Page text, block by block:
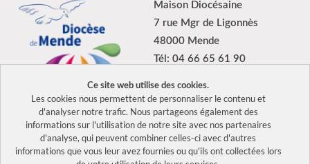
Maison Diocésaine
7 rue Mgr de Ligonnès
48000 Mende
Tél: 04 66 65 61 90
2026 Tous droits réservés Diocèse de Mende – Mentions légales
–Politique de confidentialité
Ce site web utilise des cookies.
Les cookies nous permettent de personnaliser le contenu et
d'analyser notre trafic. Nous partageons également des
informations sur l'utilisation de notre site avec nos partenaires
d'analyse, qui peuvent combiner celles-ci avec d'autres
informations que vous leur avez fournies ou qu'ils ont collectées lors